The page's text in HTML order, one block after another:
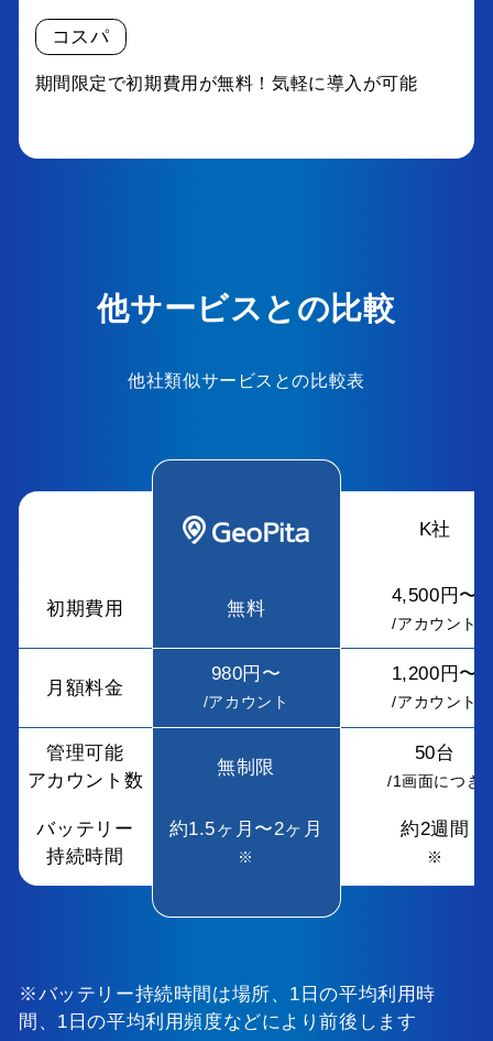
コスパ
期間限定で初期費用が無料！気軽に導入が可能
他サービスとの比較
他社類似サービスとの比較表
K社
初期費用 無料
4,500円〜
/アカウント
月額料金
980円〜
/アカウント
1,200円〜
/アカウント
管理可能
アカウント数
無制限
50台
/1画面につき
バッテリー
持続時間
約1.5ヶ月〜2ヶ月
※
約2週間
※
※バッテリー持続時間は場所、1日の平均利用時
間、1日の平均利用頻度などにより前後します